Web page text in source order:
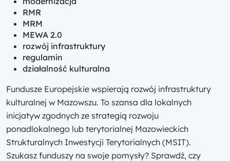
RMR
MRM
MEWA 2.0
rozwój infrastruktury
regulamin
działalność kulturalna
Fundusze Europejskie wspierają rozwój infrastruktury
kulturalnej w Mazowszu. To szansa dla lokalnych
inicjatyw zgodnych ze strategią rozwoju
ponadlokalnego lub terytorialnej Mazowieckich
Strukturalnych Inwestycji Terytorialnych (MSIT).
Szukasz funduszy na swoje pomysły? Sprawdź, czy